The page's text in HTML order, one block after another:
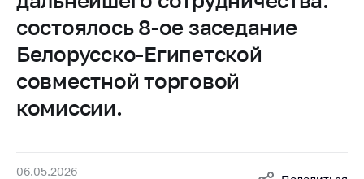
Общественно-
консультативный
совет
Соискателям
состоялось 8-ое заседание
Белорусско-Египетской
совместной торговой
комиссии.
06.05.2026